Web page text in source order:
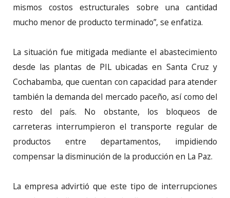
mismos costos estructurales sobre una cantidad
mucho menor de producto terminado”, se enfatiza.
La situación fue mitigada mediante el abastecimiento
desde las plantas de PIL ubicadas en Santa Cruz y
Cochabamba, que cuentan con capacidad para atender
también la demanda del mercado paceño, así como del
resto del país. No obstante, los bloqueos de
carreteras interrumpieron el transporte regular de
productos entre departamentos, impidiendo
compensar la disminución de la producción en La Paz.
La empresa advirtió que este tipo de interrupciones